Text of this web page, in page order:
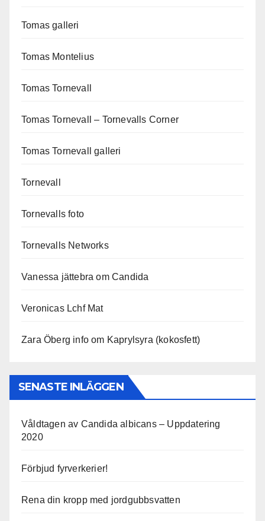
Tomas galleri
Tomas Montelius
Tomas Tornevall
Tomas Tornevall – Tornevalls Corner
Tomas Tornevall galleri
Tornevall
Tornevalls foto
Tornevalls Networks
Vanessa jättebra om Candida
Veronicas Lchf Mat
Zara Öberg info om Kaprylsyra (kokosfett)
SENASTE INLÄGGEN
Våldtagen av Candida albicans – Uppdatering
2020
Förbjud fyrverkerier!
Rena din kropp med jordgubbsvatten